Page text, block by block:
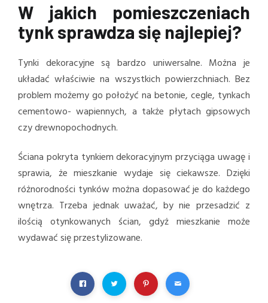
W jakich pomieszczeniach
tynk sprawdza się najlepiej?
Tynki dekoracyjne są bardzo uniwersalne. Można je
układać właściwie na wszystkich powierzchniach. Bez
problem możemy go położyć na betonie, cegle, tynkach
cementowo- wapiennych, a także płytach gipsowych
czy drewnopochodnych.
Ściana pokryta tynkiem dekoracyjnym przyciąga uwagę i
sprawia, że mieszkanie wydaje się ciekawsze. Dzięki
różnorodności tynków można dopasować je do każdego
wnętrza. Trzeba jednak uważać, by nie przesadzić z
ilością otynkowanych ścian, gdyż mieszkanie może
wydawać się przestylizowane.